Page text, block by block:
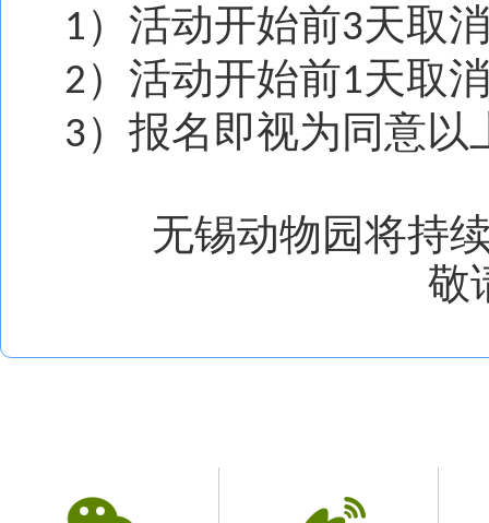
1 ）活动开始前3天取
2 ）活动开始前1天取
3）报名即视为同意以
无锡动物园将持
敬